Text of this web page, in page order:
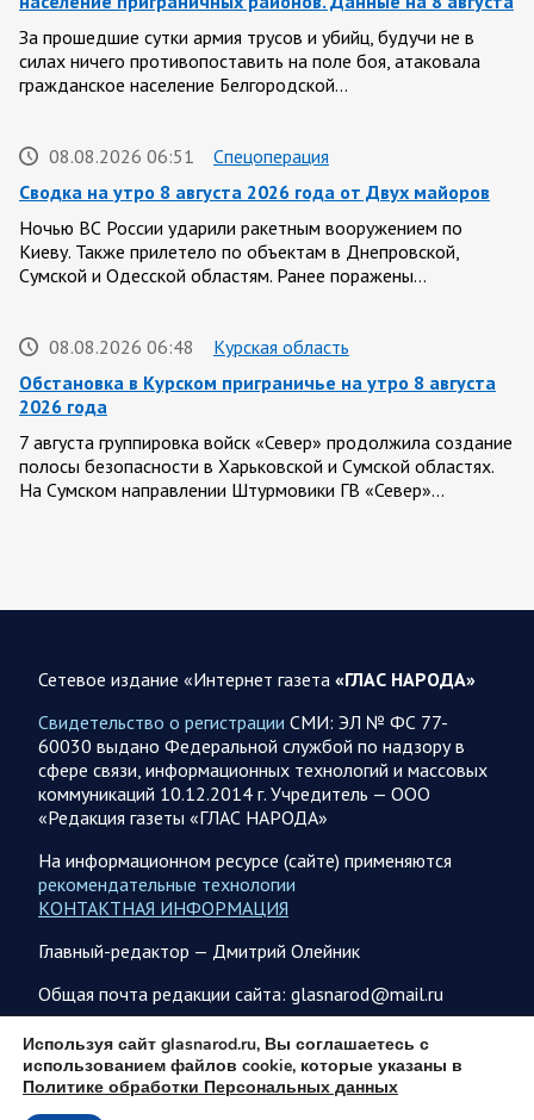
За прошедшие сутки армия трусов и убийц, будучи не в
силах ничего противопоставить на поле боя, атаковала
гражданское население Белгородской…
08.08.2026 06:51
Спецоперация
Сводка на утро 8 августа 2026 года от Двух майоров
Ночью ВС России ударили ракетным вооружением по
Киеву. Также прилетело по объектам в Днепровской,
Сумской и Одесской областям. Ранее поражены…
08.08.2026 06:48
Курская область
Обстановка в Курском приграничье на утро 8 августа
2026 года
7 августа группировка войск «Север» продолжила создание
полосы безопасности в Харьковской и Сумской областях.
На Сумском направлении Штурмовики ГВ «Север»…
07.08.2026 21:12
Украина
Олег Царев об Украине к исходу 7 августа 2026 года
По данным украинского центра «Социс», во втором туре
выборов Зеленский разгромно проигрывает любому из трёх
потенциальных соперников. Залужный опережает его…
07.08.2026 21:09
Спецоперация
Фронтовая сводка Олега Царева на вечер 7 августа
На Херсонском фронте наши дронщики бьют по
автомобилям, системам связи и РЭБ в Херсоне и сёлах
правобережья. Враг обстрелял за…
07.08.2026 17:24
Саратовская область
Максим Леонов рассказал о тушении пожара на
Сетевое издание «Интернет газета «ГЛАС НАРОДА»
Свидетельство о регистрации СМИ: ЭЛ № ФС 77-
60030 выдано Федеральной службой по надзору в
сфере связи, информационных технологий и массовых
коммуникаций 10.12.2014 г. Учредитель — ООО
«Редакция газеты «ГЛАС НАРОДА»
На информационном ресурсе (сайте) применяются
рекомендательные технологии
КОНТАКТНАЯ ИНФОРМАЦИЯ
Главный-редактор — Дмитрий Олейник
Общая почта редакции сайта: glasnarod@mail.ru
ПОДПИСКА
Используя сайт glasnarod.ru, Вы соглашаетесь с
использованием файлов cookie, которые указаны в
Политике обработки Персональных данных